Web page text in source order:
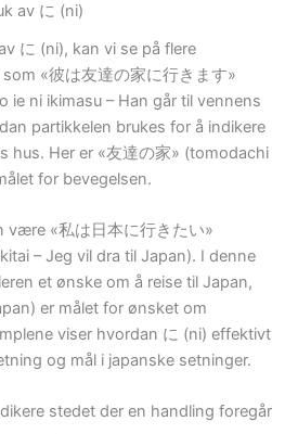
av に (ni)
に (ni), kan vi se på flere
«彼は友達の家に行きます»
ie ni ikimasu – Han går til vennens
partikkelen brukes for å indikere
hus. Her er «友達の家» (tomodachi
for bevegelsen.
være «私は日本に行きたい»
– Jeg vil dra til Japan). I denne
et ønske om å reise til Japan,
er målet for ønsket om
viser hvordan に (ni) effektivt
og mål i japanske setninger.
stedet der en handling foregår